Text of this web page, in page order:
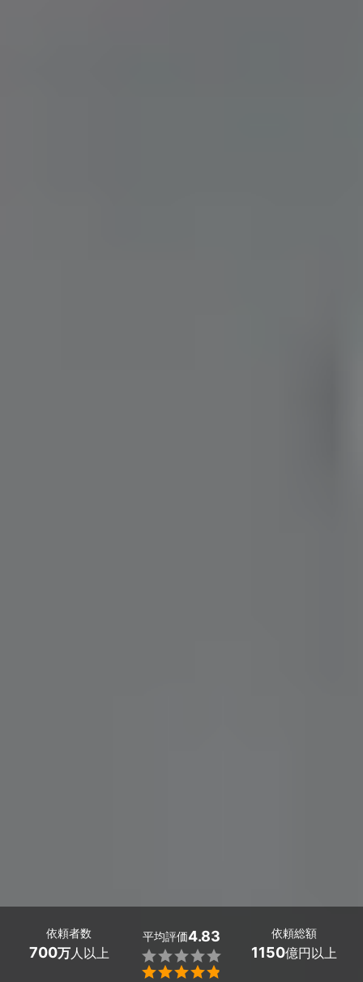
依頼者数
700万人以上
平均評価4.83


依頼総額
1150億円以上